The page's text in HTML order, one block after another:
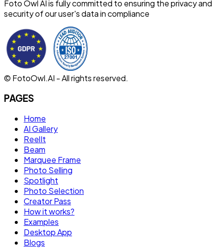
Foto Owl AI is fully committed to ensuring the privacy and
security of our user's data in compliance
© FotoOwl.AI - All rights reserved.
PAGES
Home
AI Gallery
ReelIt
Beam
Marquee Frame
Photo Selling
Spotlight
Photo Selection
Creator Pass
How it works?
Examples
Desktop App
Blogs